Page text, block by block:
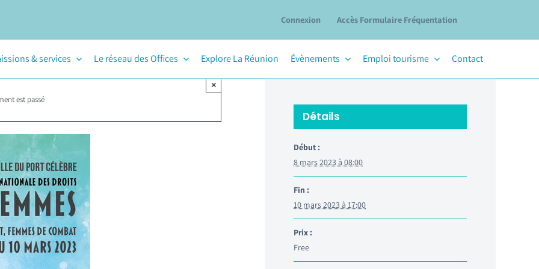
Connexion Accès Formulaire Fréquentation
& services Le réseau des Offices Explore La Réunion Évènements Emploi tourisme Contact
est passé
×
Détails
Début :
8 mars 2023 à 08:00
Fin :
10 mars 2023 à 17:00
Prix :
Free